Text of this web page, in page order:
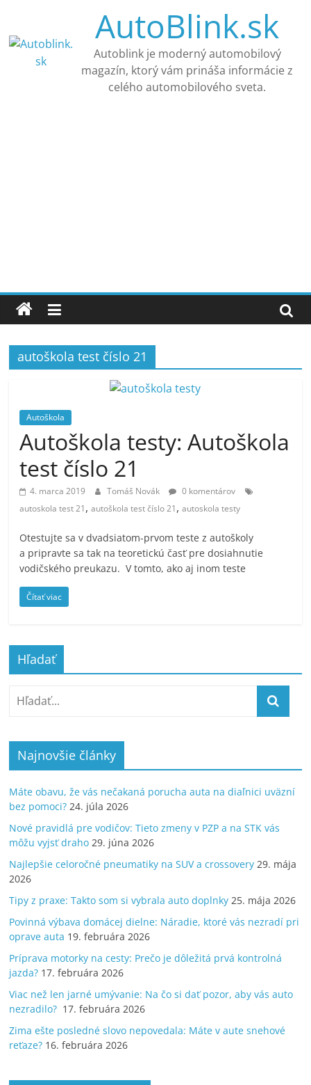
content
AutoBlink.sk
Autoblink je moderný automobilový
magazín, ktorý vám prináša informácie z
celého automobilového sveta.
autoškola test číslo 21
Autoškola
Autoškola testy: Autoškola
test číslo 21
4. marca 2019 Tomáš Novák
0 komentárov
autoskola test 21,autoškola test číslo 21,autoskola testy
Otestujte sa v dvadsiatom-prvom teste z autoškoly
a pripravte sa tak na teoretickú časť pre dosiahnutie
vodičského preukazu. V tomto, ako aj inom teste
Čítať viac
Hľadať
Najnovšie články
Máte obavu, že vás nečakaná porucha auta na diaľnici uväzní
bez pomoci? 24. júla 2026
Nové pravidlá pre vodičov: Tieto zmeny v PZP a na STK vás
môžu vyjsť draho 29. júna 2026
Najlepšie celoročné pneumatiky na SUV a crossovery 29. mája
2026
Tipy z praxe: Takto som si vybrala auto doplnky 25. mája 2026
Povinná výbava domácej dielne: Náradie, ktoré vás nezradí pri
oprave auta 19. februára 2026
Príprava motorky na cesty: Prečo je dôležitá prvá kontrolná
jazda? 17. februára 2026
Viac než len jarné umývanie: Na čo si dať pozor, aby vás auto
nezradilo? 17. februára 2026
Zima ešte posledné slovo nepovedala: Máte v aute snehové
reťaze? 16. februára 2026